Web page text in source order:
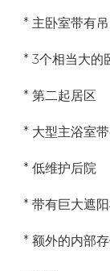
* 主卧室带有
* 3个相当大的
* 第二起居区
* 大型主浴室
* 低维护后院
* 带有巨大遮
* 额外的内部